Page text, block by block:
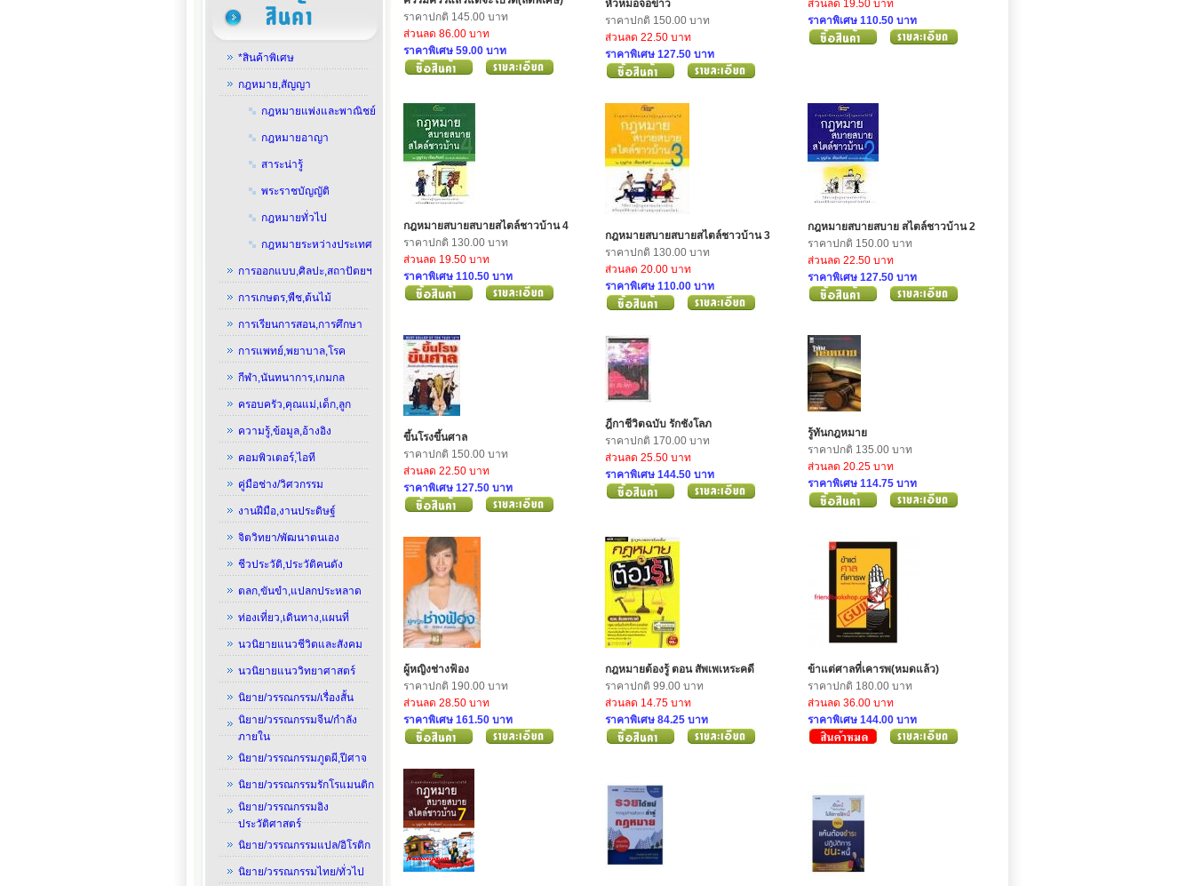
*สินค้าพิเศษ
กฎหมาย,สัญญา
กฎหมายแพ่งและพาณิชย์
กฎหมายอาญา
สาระน่ารู้
พระราชบัญญัติ
กฎหมายทั่วไป
กฎหมายระหว่างประเทศ
การออกแบบ,ศิลปะ,สถาปัตยฯ
การเกษตร,พืช,ต้นไม้
การเรียนการสอน,การศึกษา
การแพทย์,พยาบาล,โรค
กีฬา,นันทนาการ,เกมกล
ครอบครัว,คุณแม่,เด็ก,ลูก
ความรู้,ข้อมูล,อ้างอิง
คอมพิวเตอร์,ไอที
คู่มือช่าง/วิศวกรรม
งานฝีมือ,งานประดิษฐ์
จิตวิทยา/พัฒนาตนเอง
ชีวประวัติ,ประวัติคนดัง
ตลก,ขันขำ,แปลกประหลาด
ท่องเที่ยว,เดินทาง,แผนที่
นวนิยายแนวชีวิตและสังคม
นวนิยายแนววิทยาศาสตร์
นิยาย/วรรณกรรม/เรื่องสั้น
นิยาย/วรรณกรรมจีน/กำลัง
ภายใน
นิยาย/วรรณกรรมภูตผี,ปีศาจ
นิยาย/วรรณกรรมรักโรแมนติก
นิยาย/วรรณกรรมอิง
ประวัติศาสตร์
นิยาย/วรรณกรรมแปล/อิโรติก
นิยาย/วรรณกรรมไทย/ทั่วไป
ราคาปกติ 145.00 บาท
ส่วนลด 86.00 บาท
ราคาพิเศษ 59.00 บาท
หัวหมอจ้อข่าว
ราคาปกติ 150.00 บาท
ส่วนลด 22.50 บาท
ราคาพิเศษ 127.50 บาท
ส่วนลด 19.50 บาท
ราคาพิเศษ 110.50 บาท
กฎหมายสบายสบายสไตล์ชาวบ้าน 4
ราคาปกติ 130.00 บาท
ส่วนลด 19.50 บาท
ราคาพิเศษ 110.50 บาท
กฎหมายสบายสบายสไตล์ชาวบ้าน 3
ราคาปกติ 130.00 บาท
ส่วนลด 20.00 บาท
ราคาพิเศษ 110.00 บาท
กฎหมายสบายสบาย สไตล์ชาวบ้าน 2
ราคาปกติ 150.00 บาท
ส่วนลด 22.50 บาท
ราคาพิเศษ 127.50 บาท
ขึ้นโรงขึ้นศาล
ราคาปกติ 150.00 บาท
ส่วนลด 22.50 บาท
ราคาพิเศษ 127.50 บาท
ฎีกาชีวิตฉบับ รักชังโลภ
ราคาปกติ 170.00 บาท
ส่วนลด 25.50 บาท
ราคาพิเศษ 144.50 บาท
รู้ทันกฎหมาย
ราคาปกติ 135.00 บาท
ส่วนลด 20.25 บาท
ราคาพิเศษ 114.75 บาท
ผู้หญิงช่างฟ้อง
ราคาปกติ 190.00 บาท
ส่วนลด 28.50 บาท
ราคาพิเศษ 161.50 บาท
กฎหมายต้องรู้ ตอน สัพเพเหระคดี
ราคาปกติ 99.00 บาท
ส่วนลด 14.75 บาท
ราคาพิเศษ 84.25 บาท
ข้าแต่ศาลที่เคารพ(หมดแล้ว)
ราคาปกติ 180.00 บาท
ส่วนลด 36.00 บาท
ราคาพิเศษ 144.00 บาท